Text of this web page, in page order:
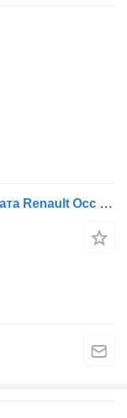
Клапан за управление на спирачката Renault Occ voetremventiel 21761965 за камион